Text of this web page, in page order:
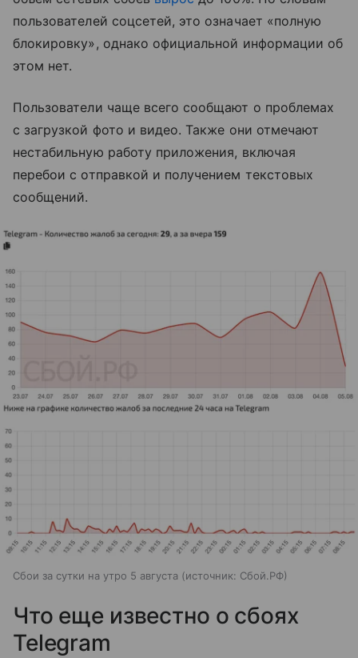
пользователей соцсетей, это означает «полную
блокировку», однако официальной информации об
этом нет.
Пользователи чаще всего сообщают о проблемах
с загрузкой фото и видео. Также они отмечают
нестабильную работу приложения, включая
перебои с отправкой и получением текстовых
сообщений.
Сбои за сутки на утро 5 августа источник: Сбой.РФ
Что еще известно о сбоях
Telegram